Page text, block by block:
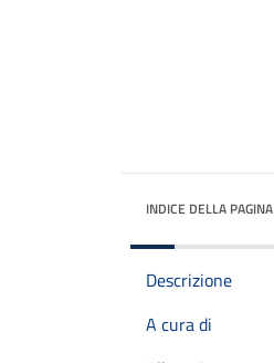
INDICE DELLA PAGINA
Descrizione
A cura di